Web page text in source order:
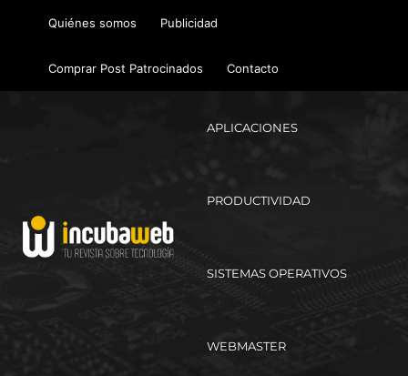
Quiénes somos Publicidad
Comprar Post Patrocinados Contacto
APLICACIONES
PRODUCTIVIDAD
SISTEMAS OPERATIVOS
WEBMASTER